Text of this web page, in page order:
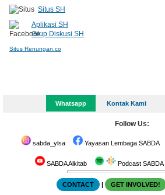
Situs SH
Aplikasi SH
Grup Diskusi SH
Situs Renungan.co
Whatsapp Kontak Kami
Follow Us:
sabda_ylsa Yayasan Lembaga SABDA
SABDA Alkitab Podcast SABDA
CONTACT | GET INVOLVED!